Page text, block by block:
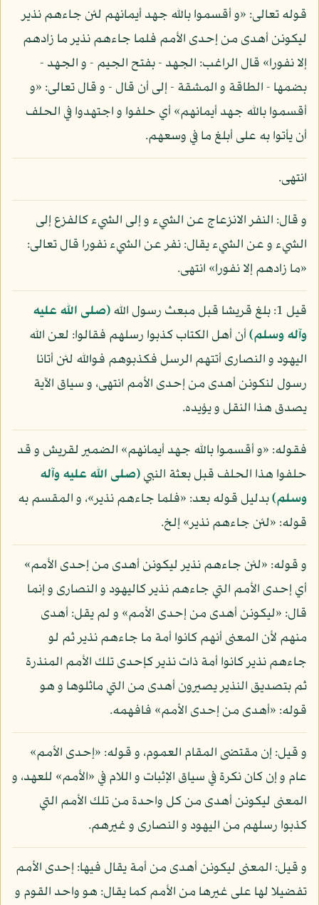
قوله تعالى: «و أقسموا بالله جهد أيمانهم لئن جاءهم نذير
ليكونن أهدى من إحدى الأمم فلما جاءهم نذير ما زادهم
إلا نفورا» قال الراغب: الجهد - بفتح الجيم - و الجهد -
بضمها - الطاقة و المشقة - إلى أن قال - و قال تعالى: «و
أقسموا بالله جهد أيمانهم» أي حلفوا و اجتهدوا في الحلف
أن يأتوا به على أبلغ ما في وسعهم.
انتهى.
و قال: النفر الانزعاج عن الشيء و إلى الشيء كالفزع إلى
الشيء و عن الشيء يقال: نفر عن الشيء نفورا قال تعالى:
«ما زادهم إلا نفورا» انتهى.
قيل 1: بلغ قريشا قبل مبعث رسول الله
(صلى الله عليه
وآله وسلم)أن أهل الكتاب كذبوا رسلهم فقالوا: لعن الله
اليهود و النصارى أتتهم الرسل فكذبوهم فوالله لئن أتانا
رسول لنكونن أهدى من إحدى الأمم انتهى، و سياق الآية
يصدق هذا النقل و يؤيده.
فقوله: «و أقسموا بالله جهد أيمانهم» الضمير لقريش و قد
حلفوا هذا الحلف قبل بعثة النبي(صلى الله عليه وآله
وسلم)بدليل قوله بعد: «فلما جاءهم نذير»، و المقسم به
قوله: «لئن جاءهم نذير» إلخ.
و قوله: «لئن جاءهم نذير ليكونن أهدى من إحدى الأمم»
أي إحدى الأمم التي جاءهم نذير كاليهود و النصارى و إنما
قال: «ليكونن أهدى من إحدى الأمم» و لم يقل: أهدى
منهم لأن المعنى أنهم كانوا أمة ما جاءهم نذير ثم لو
جاءهم نذير كانوا أمة ذات نذير كإحدى تلك الأمم المنذرة
ثم بتصديق النذير يصيرون أهدى من التي ماثلوها و هو
قوله: «أهدى من إحدى الأمم» فافهمه.
و قيل: إن مقتضى المقام العموم، و قوله: «إحدى الأمم»
عام و إن كان نكرة في سياق الإثبات و اللام في «الأمم» للعهد، و
المعنى ليكونن أهدى من كل واحدة من تلك الأمم التي
كذبوا رسلهم من اليهود و النصارى و غيرهم.
و قيل: المعنى ليكونن أهدى من أمة يقال فيها: إحدى الأمم
تفضيلا لها على غيرها من الأمم كما يقال: هو واحد القوم و